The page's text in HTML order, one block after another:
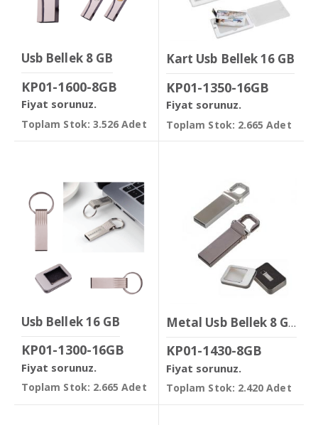
Usb Bellek 8 GB
KP01-1600-8GB
Fiyat sorunuz.
Toplam Stok: 3.526 Adet
Kart Usb Bellek 16 GB
KP01-1350-16GB
Fiyat sorunuz.
Toplam Stok: 2.665 Adet
Usb Bellek 16 GB
KP01-1300-16GB
Fiyat sorunuz.
Toplam Stok: 2.665 Adet
Metal Usb Bellek 8 GB
KP01-1430-8GB
Fiyat sorunuz.
Toplam Stok: 2.420 Adet